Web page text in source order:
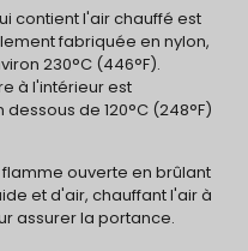
contient l'air chauffé est
fabriquée en nylon,
230°C (446°F).
à l'intérieur est
de 120°C (248°F)
flamme ouverte en brûlant
et d'air, chauffant l'air à
assurer la portance.